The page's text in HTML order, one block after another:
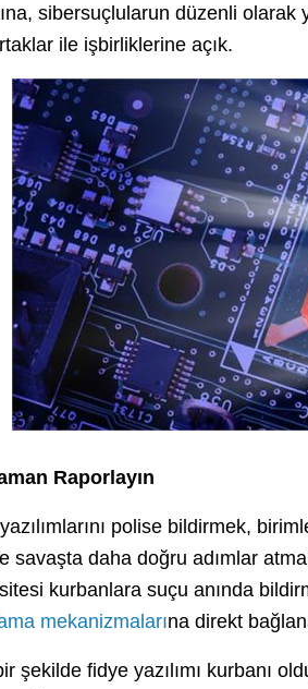
sibersuçlularun düzenli
ile işbirliklerine açık.
Raporlayın
polise bildirmek,
savaşta daha doğru adımlar
kurbanlara suçu anında
mekanizmalarına direkt
şekilde fidye yazılımı kurbanı